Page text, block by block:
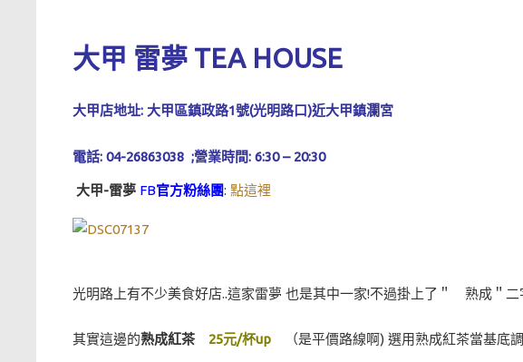
大甲 雷夢 TEA HOUSE
大甲店地址: 大甲區鎮政路1號(光明路口)近大甲鎮瀾宮
電話: 04-26863038 ;營業時間: 6:30 – 20:30
大甲-雷夢 FB官方粉絲團: 點這裡
光明路上有不少美食好店..這家雷夢 也是其中一家!不過掛上了＂ 熟成＂
其實這邊的熟成紅茶 25元/杯up （是平價路線啊) 選用熟成紅茶當基底